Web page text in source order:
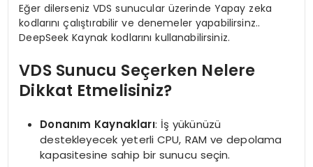
Eğer dilerseniz VDS sunucular üzerinde Yapay zeka
kodlarını çalıştırabilir ve denemeler yapabilirsinz..
DeepSeek Kaynak kodlarını kullanabilirsiniz.
VDS Sunucu Seçerken Nelere
Dikkat Etmelisiniz?
Donanım Kaynakları: İş yükünüzü
destekleyecek yeterli CPU, RAM ve depolama
kapasitesine sahip bir sunucu seçin.